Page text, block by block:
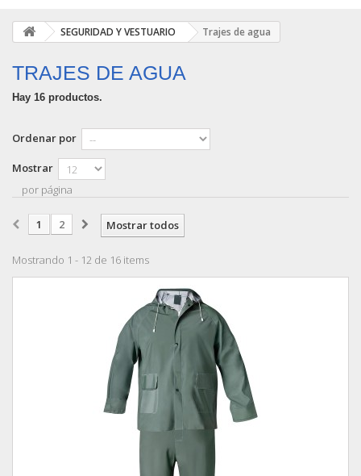
SEGURIDAD Y VESTUARIO Trajes de agua
TRAJES DE AGUA
Hay 16 productos.
Ordenar por
Mostrar
por página
Mostrar todos
1 2
Mostrando 1 - 12 de 16 items